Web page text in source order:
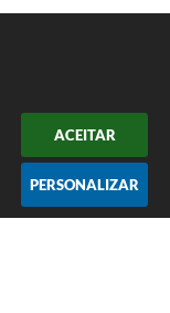
ACEITAR
PERSONALIZAR